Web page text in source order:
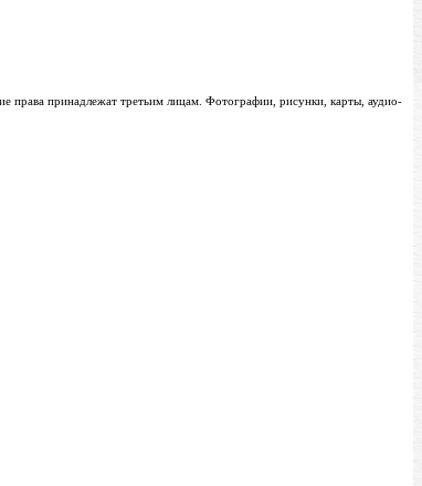
права принадлежат третьим лицам. Фотографии, рисунки, карты, аудио-